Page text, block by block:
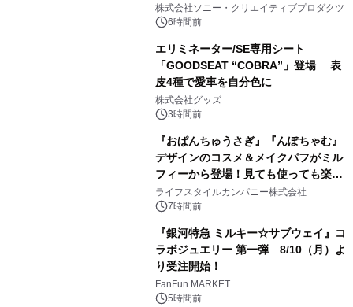
株式会社ソニー・クリエイティブプロダクツ
6時間前
エリミネーター/SE専用シート
「GOODSEAT “COBRA”」登場 表
皮4種で愛車を自分色に
株式会社グッズ
3時間前
『おぱんちゅうさぎ』『んぽちゃむ』
デザインのコスメ＆メイクパフがミル
フィーから登場！見ても使っても楽し
い、ポップでキュートなコレクショ
ン。
ライフスタイルカンパニー株式会社
7時間前
『銀河特急 ミルキー☆サブウェイ』コ
ラボジュエリー 第一弾 8/10（月）よ
り受注開始！
FanFun MARKET
5時間前